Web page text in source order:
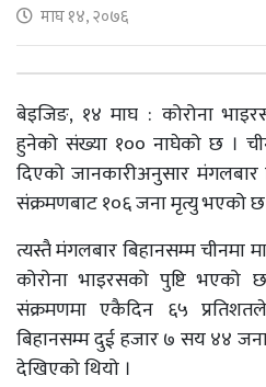
माघ १४, २०७६
बेइजिङ, १४ माघ : कोरोना
हुनेको संख्या १०० नाघेको छ ।
दिएको जानकारीअनुसार मंगलबार
संक्रमणबाट १०६ जना मृत्यु भएको छ
त्यस्तै मंगलबार बिहानसम्म चीनमा
कोरोना भाइरसको पुष्टि भएको
संक्रमणमा एकैदिन ६५
बिहानसम्म दुई हजार ७ सय ४४
देखिएको थियो ।